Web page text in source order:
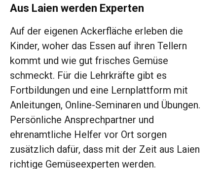
Aus Laien werden Experten
Auf der eigenen Ackerfläche erleben die
Kinder, woher das Essen auf ihren Tellern
kommt und wie gut frisches Gemüse
schmeckt. Für die Lehrkräfte gibt es
Fortbildungen und eine Lernplattform mit
Anleitungen, Online-Seminaren und Übungen.
Persönliche Ansprechpartner und
ehrenamtliche Helfer vor Ort sorgen
zusätzlich dafür, dass mit der Zeit aus Laien
richtige Gemüseexperten werden.